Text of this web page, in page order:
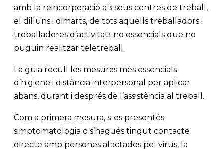
amb la reincorporació als seus centres de treball,
el dilluns i dimarts, de tots aquells treballadors i
treballadores d’activitats no essencials que no
puguin realitzar teletreball.
La guia recull les mesures més essencials
d’higiene i distància interpersonal per aplicar
abans, durant i després de l’assistència al treball.
Com a primera mesura, si es presentés
simptomatologia o s’hagués tingut contacte
directe amb persones afectades pel virus, la